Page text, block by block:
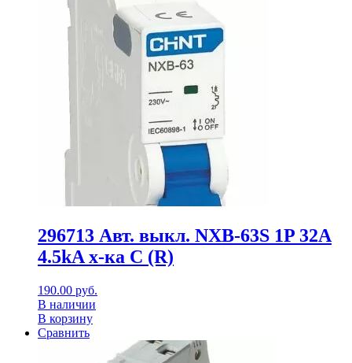
296713 Авт. выкл. NXB-63S 1P 32А
4.5kA х-ка C (R)
190.00 руб.
В наличии
В корзину
Сравнить